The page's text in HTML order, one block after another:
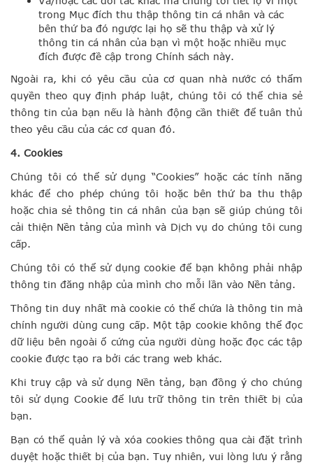
trong Mục đích thu thập thông tin cá nhân và các
bên thứ ba đó ngược lại họ sẽ thu thập và xử lý
thông tin cá nhân của bạn vì một hoặc nhiều mục
đích được đề cập trong Chính sách này.
Ngoài ra, khi có yêu cầu của cơ quan nhà nước có thẩm
quyền theo quy định pháp luật, chúng tôi có thể chia sẻ
thông tin của bạn nếu là hành động cần thiết để tuân thủ
theo yêu cầu của các cơ quan đó.
4. Cookies
Chúng tôi có thể sử dụng “Cookies” hoặc các tính năng
khác để cho phép chúng tôi hoặc bên thứ ba thu thập
hoặc chia sẻ thông tin cá nhân của bạn sẽ giúp chúng tôi
cải thiện Nền tảng của mình và Dịch vụ do chúng tôi cung
cấp.
Chúng tôi có thể sử dụng cookie để bạn không phải nhập
thông tin đăng nhập của mình cho mỗi lần vào Nền tảng.
Thông tin duy nhất mà cookie có thể chứa là thông tin mà
chính người dùng cung cấp. Một tập cookie không thể đọc
dữ liệu bên ngoài ổ cứng của người dùng hoặc đọc các tập
cookie được tạo ra bởi các trang web khác.
Khi truy cập và sử dụng Nền tảng, bạn đồng ý cho chúng
tôi sử dụng Cookie để lưu trữ thông tin trên thiết bị của
bạn.
Bạn có thể quản lý và xóa cookies thông qua cài đặt trình
duyệt hoặc thiết bị của bạn. Tuy nhiên, vui lòng lưu ý rằng